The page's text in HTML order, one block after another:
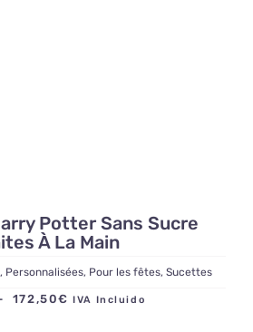
Potter Sans Sucre
À La Main
, Personnalisées, Pour les fêtes, Sucettes
172,50€ Plage
IVA Incluido